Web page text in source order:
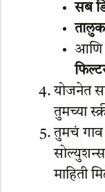
सब
आणि
योजनेत
तुमच्या
तुमचं गाव
माहिती